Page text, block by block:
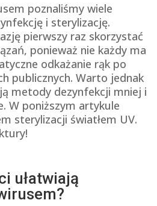
poznaliśmy wiele
i sterylizację.
pierwszy raz skorzystać
ponieważ nie każdy ma
odkażanie rąk po
publicznych. Warto jednak
metody dezynfekcji mniej i
W poniższym artykule
sterylizacji światłem UV.
ułatwiają